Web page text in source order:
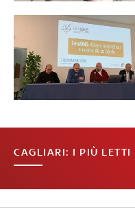
CAGLIARI: I PIÙ LETTI